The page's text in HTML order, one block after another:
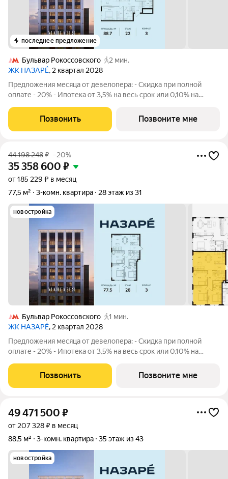
последнее предложение
Бульвар Рокоссовского
2 мин.
ЖК НАЗАРÉ, 2 квартал 2028
Предложения месяца от девелопера: - Скидка при полной
оплате - 20% - Ипотека от 3,5% на весь срок или 0,10% на
проживанием на время строительства дома Просторная 3-
комнатная квартира. Общая площадь -
Позвонить Позвоните мне
44 198 248₽ –20%
35 358 600 ₽
от 185 229 ₽ в месяц
77,5 м²
3-комн. квартира 28 этаж из 31
новостройка
Бульвар Рокоссовского
1 мин.
ЖК НАЗАРÉ, 2 квартал 2028
Предложения месяца от девелопера: - Скидка при полной
оплате - 20% - Ипотека от 3,5% на весь срок или 0,10% на
проживанием на время строительства дома Просторная 3-
комнатная квартира. Общая площадь -
Позвонить Позвоните мне
49 471 500 ₽
от 207 328 ₽ в месяц
88,5 м²
3-комн. квартира 35 этаж из 43
новостройка